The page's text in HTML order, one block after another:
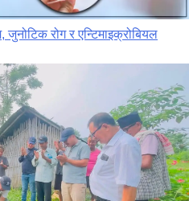
रोग र एन्टिमाइक्रोबियल